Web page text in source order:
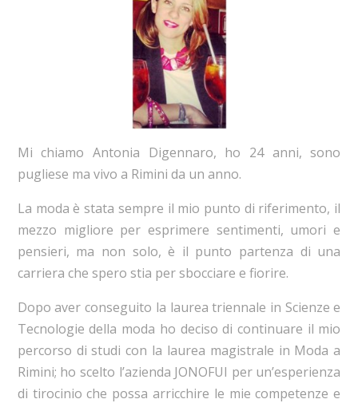
Mi chiamo Antonia Digennaro, ho 24 anni, sono
pugliese ma vivo a Rimini da un anno.
La moda è stata sempre il mio punto di riferimento, il
mezzo migliore per esprimere sentimenti, umori e
pensieri, ma non solo, è il punto partenza di una
carriera che spero stia per sbocciare e fiorire.
Dopo aver conseguito la laurea triennale in Scienze e
Tecnologie della moda ho deciso di continuare il mio
percorso di studi con la laurea magistrale in Moda a
Rimini; ho scelto l’azienda JONOFUI per un’esperienza
di tirocinio che possa arricchire le mie competenze e